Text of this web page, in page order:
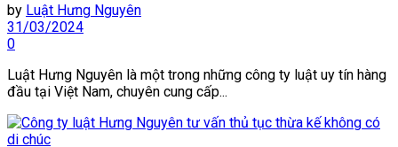
by Luật Hưng Nguyên
31/03/2024
0
Luật Hưng Nguyên là một trong những công ty luật uy tín hàng
đầu tại Việt Nam, chuyên cung cấp...